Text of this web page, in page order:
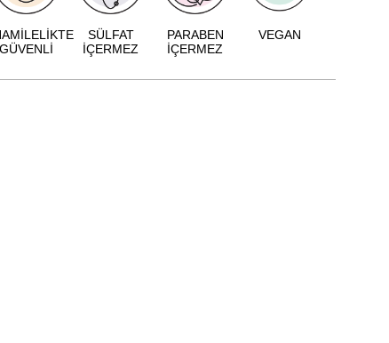
GÜVENLİ
SÜLFAT
İÇERMEZ
PARABEN
İÇERMEZ
VEGAN